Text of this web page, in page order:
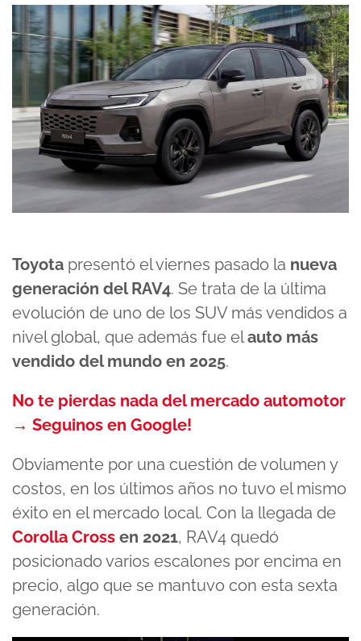
Toyota presentó el viernes pasado la nueva
generación del RAV4. Se trata de la última
evolución de uno de los SUV más vendidos a
nivel global, que además fue elauto más
vendido del mundo en 2025.
No te pierdas nada del mercado automotor
→ Seguinos en Google!
Obviamente por una cuestión de volumen y
costos, en los últimos años no tuvo el mismo
éxito en el mercado local. Con la llegada de
Corolla Cross en 2021, RAV4 quedó
posicionado varios escalones por encima en
precio, algo que se mantuvo con esta sexta
generación.